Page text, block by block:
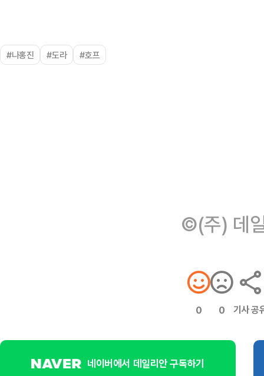
#나홍진 #도라 #호프
©(주) 데
0 0 기사 공
네이버에서 데일리안 구독하기